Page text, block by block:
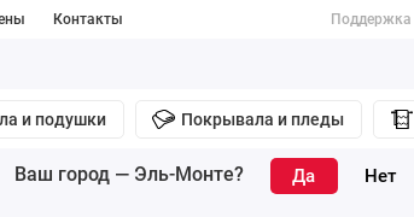
Контакты Поддержка
и подушки Покрывала и пледы
Ваш город — Эль-Монте?